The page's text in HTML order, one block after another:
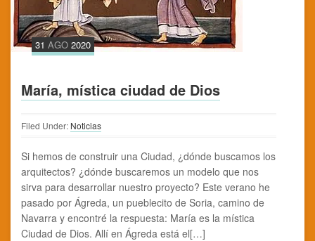
31 AGO 2020
María, mística ciudad de Dios
Filed Under: Noticias
Si hemos de construir una Ciudad, ¿dónde buscamos los
arquitectos? ¿dónde buscaremos un modelo que nos
sirva para desarrollar nuestro proyecto? Este verano he
pasado por Ágreda, un pueblecito de Soria, camino de
Navarra y encontré la respuesta: María es la mística
Ciudad de Dios. Allí en Ágreda está el[…]